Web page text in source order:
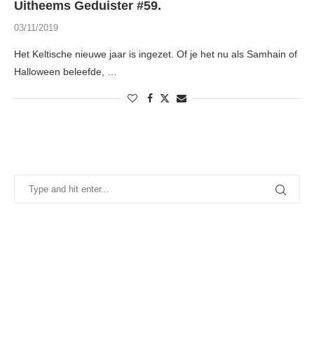
Uitheems Geduister #59.
03/11/2019
Het Keltische nieuwe jaar is ingezet. Of je het nu als Samhain of
Halloween beleefde, …